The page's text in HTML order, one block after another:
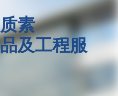
素
及工程服